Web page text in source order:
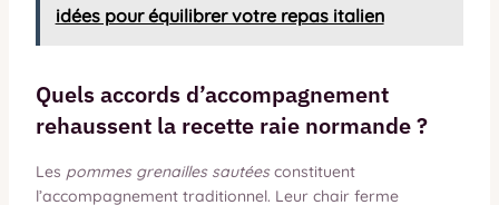
idées pour équilibrer votre repas italien
Quels accords d’accompagnement
rehaussent la recette raie normande ?
Les pommes grenailles sautéesconstituent
l’accompagnement traditionnel. Leur chair ferme